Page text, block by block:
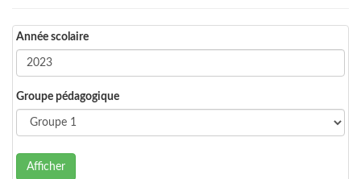
Année scolaire
Groupe pédagogique
Afficher